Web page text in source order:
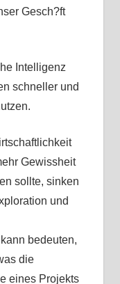
Gesch?ft
Intelligenz
schneller und
Gewissheit
sollte, sinken
und
bedeuten,
die
eines Projekts